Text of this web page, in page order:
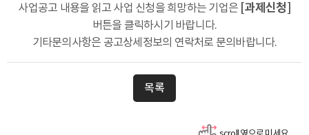
사업공고 내용을 읽고 사업 신청을 희망하는 기업은 [과제신청]
버튼을 클릭하시기 바랍니다.
기타문의사항은 공고상세정보의 연락처로 문의바랍니다.
목록